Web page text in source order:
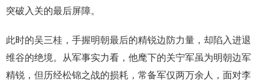
突破入关的最后屏障。
此时的吴三桂，手握明朝最后的精锐边防力量，却陷入进退
维谷的绝境。从军事实力看，他麾下的关宁军虽为明朝边军
精锐，但历经松锦之战的损耗，常备军仅两万余人，面对李